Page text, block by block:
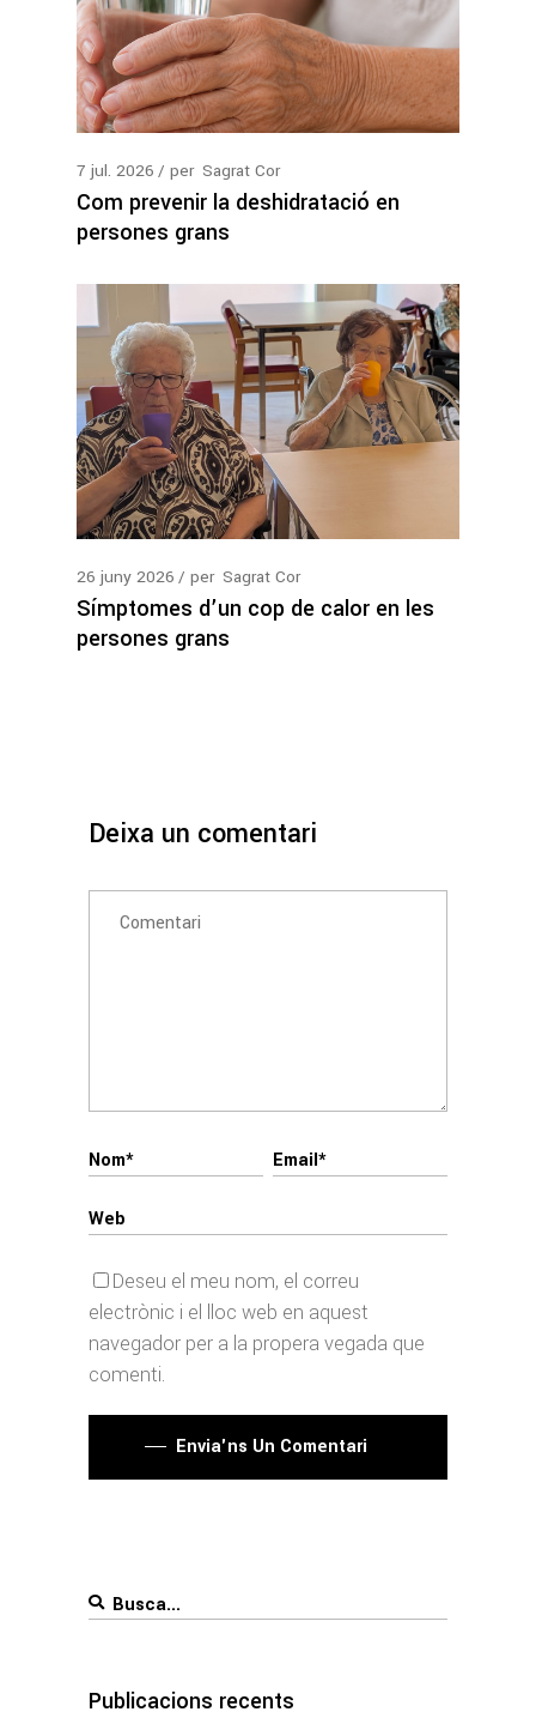
7 jul. 2026 per Sagrat Cor
Com prevenir la deshidratació en
persones grans
26 juny 2026 per Sagrat Cor
Símptomes d’un cop de calor en les
persones grans
Deixa un comentari
Deseu el meu nom, el correu
electrònic i el lloc web en aquest
navegador per a la propera vegada que
comenti.
Envia'ns Un Comentari
Search
Publicacions recents